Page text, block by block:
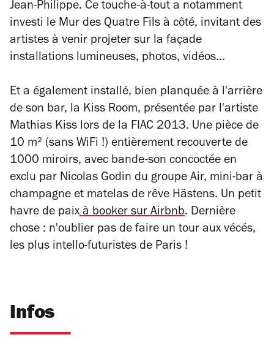
Jean-Philippe. Ce touche-à-tout a notamment
investi le Mur des Quatre Fils à côté, invitant des
artistes à venir projeter sur la façade
installations lumineuses, photos, vidéos…
Et a également installé, bien planquée à l'arrière
de son bar, la Kiss Room, présentée par l'artiste
Mathias Kiss lors de la FIAC 2013. Une pièce de
10 m² (sans WiFi !) entièrement recouverte de
1000 miroirs, avec bande-son concoctée en
exclu par Nicolas Godin du groupe Air, mini-bar à
champagne et matelas de rêve Hästens. Un petit
havre de paixà booker sur Airbnb. Dernière
chose : n'oublier pas de faire un tour aux vécés,
les plus intello-futuristes de Paris !
Infos